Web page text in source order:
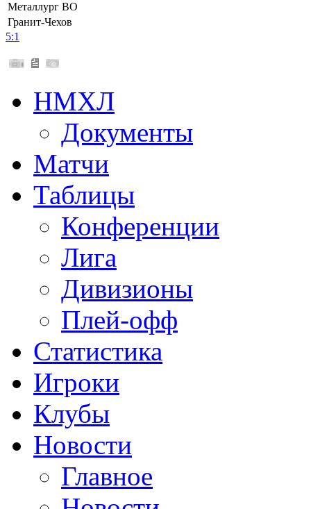
Металлург ВО
Гранит-Чехов
5:1
НМХЛ
Документы
Матчи
Таблицы
Конференции
Лига
Дивизионы
Плей-офф
Статистика
Игроки
Клубы
Новости
Главное